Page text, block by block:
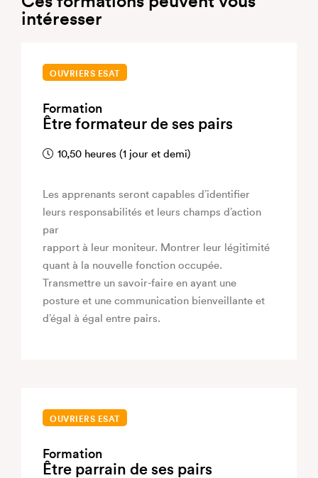
intéresser
OUVRIERS ESAT
Formation
Être formateur de ses pairs
10,50 heures (1 jour et demi)
Les apprenants seront capables d’identifier
leurs responsabilités et leurs champs d’action
par
rapport à leur moniteur. Montrer leur légitimité
quant à la nouvelle fonction occupée.
Transmettre un savoir-faire en ayant une
posture et une communication bienveillante et
d’égal à égal entre pairs.
OUVRIERS ESAT
Formation
Être parrain de ses pairs